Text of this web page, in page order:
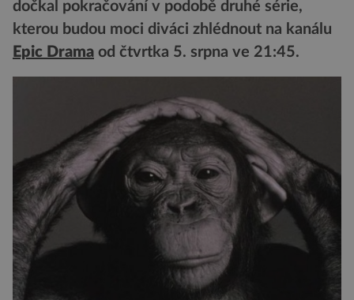
dočkal pokračování v podobě druhé série,
kterou budou moci diváci zhlédnout na kanálu
Epic Drama od čtvrtka 5. srpna ve 21:45.